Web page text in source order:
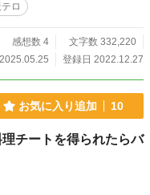
ロ
感想数 4
文字数 332,220
登録日 2022.12.27
お気に入り追加 10
チートを得られたらバ